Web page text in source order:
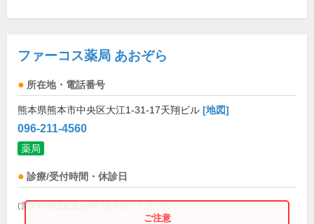
ファーコス薬局 あおぞら
所在地・電話番号
熊本県熊本市中央区大江1-31-17天翔ビル [地図]
096-211-4560
薬局
診療/受付時間・休診日
(営業時間は直接お問い合わせください)